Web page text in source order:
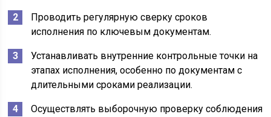
Проводить регулярную сверку сроков
исполнения по ключевым документам.
Устанавливать внутренние контрольные точки на
этапах исполнения, особенно по документам с
длительными сроками реализации.
Осуществлять выборочную проверку соблюдения